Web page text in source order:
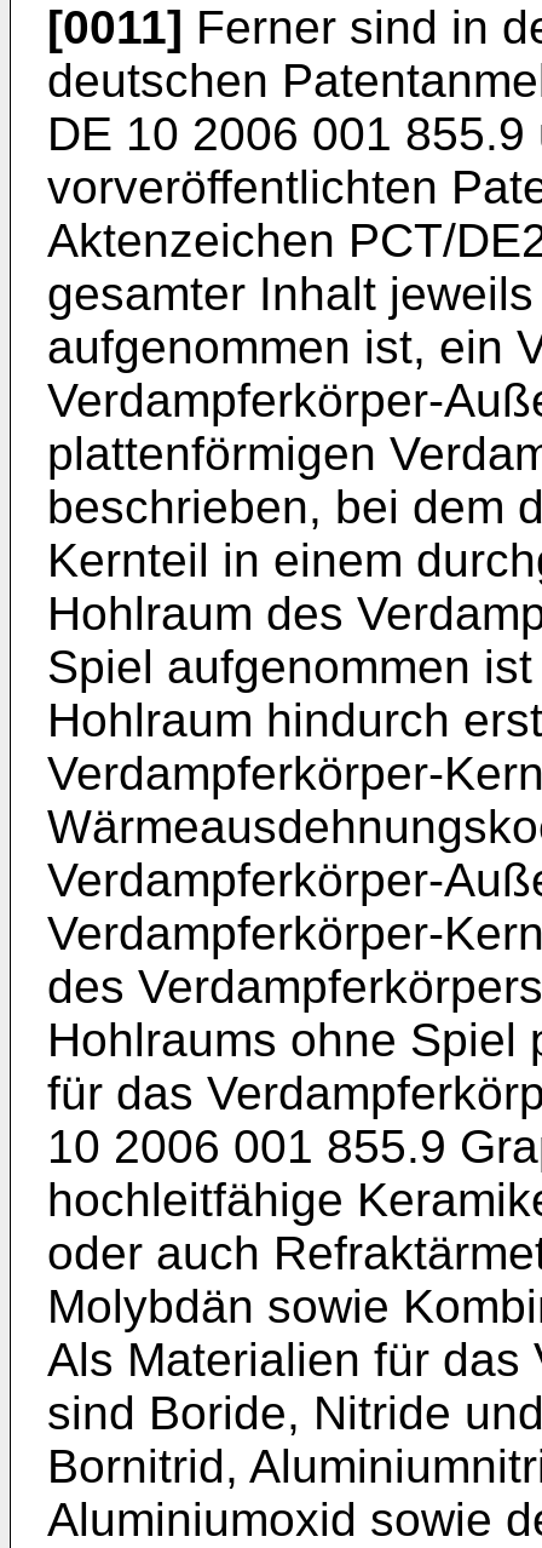
[0011] Ferner sind in
deutschen
DE 10 2006 001 855.9
vorveröffentlichten
Aktenzeichen PCT/
gesamter Inhalt
aufgenommen ist, ein
Verdampferkörper-
plattenförmigen
beschrieben, bei dem
Kernteil in einem
Hohlraum des
Spiel aufgenommen
Hohlraum hindurch
Verdampferkörper-
Verdampferkörper-
Verdampferkörper-
des
Hohlraums ohne Spiel
für das
10 2006 001 855.9
hochleitfähige
oder auch
Molybdän sowie
Als Materialien für das
sind Boride, Nitride
Bornitrid,
Aluminiumoxid sowie